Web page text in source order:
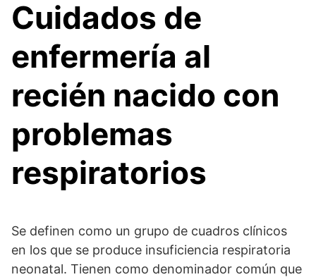
Cuidados de
enfermería al
recién nacido con
problemas
respiratorios
Se definen como un grupo de cuadros clínicos
en los que se produce insuficiencia respiratoria
neonatal. Tienen como denominador común que